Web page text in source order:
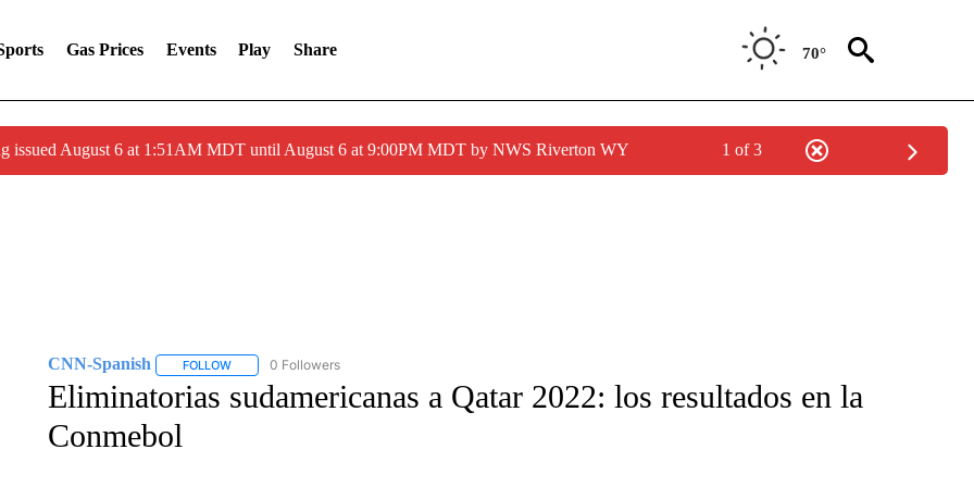
Gas Prices Events Play Share 70°
issued August 6 at 1:51AM MDT until August 6 at 9:00PM MDT by NWS Riverton WY 1 of 3
CNN-Spanish FOLLOWFOLLOW "CNN-SPANISH" TO RECEIVE NOTIFICATIONS ABOUT NEW PAGES ON "CNN-SPANISH".
0 Followers
Eliminatorias sudamericanas a Qatar 2022: los resultados en la
Conmebol